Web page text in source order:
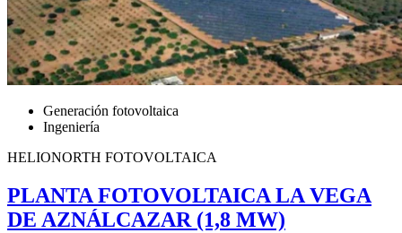
Generación fotovoltaica
Ingeniería
HELIONORTH FOTOVOLTAICA
PLANTA FOTOVOLTAICA LA VEGA
DE AZNÁLCAZAR (1,8 MW)